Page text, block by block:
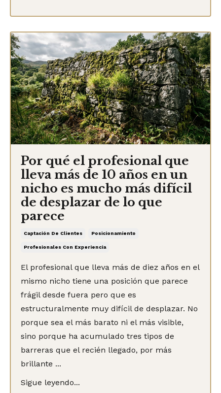
Por qué el profesional que
lleva más de 10 años en un
nicho es mucho más difícil
de desplazar de lo que
parece
Captación De Clientes Posicionamiento
Profesionales Con Experiencia
El profesional que lleva más de diez años en el
mismo nicho tiene una posición que parece
frágil desde fuera pero que es
estructuralmente muy difícil de desplazar. No
porque sea el más barato ni el más visible,
sino porque ha acumulado tres tipos de
barreras que el recién llegado, por más
brillante ...
Sigue leyendo...